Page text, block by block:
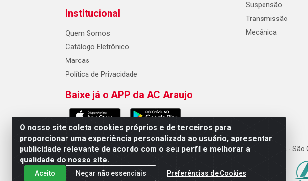
O nosso site coleta cookies próprios e de terceiros para
proporcionar uma experiência personalizada ao usuário, apresentar
publicidade relevante de acordo com o seu perfil e melhorar a
qualidade do nosso site.
Aceito Negar não essenciais Preferências de Cookies
Institucional
Quem Somos
Catálogo Eletrônico
Marcas
Política de Privacidade
Baixe já o APP da AC Araujo
Suspensão
Transmissão
Mecânica
AC Araujo Distribuidora - Rua Carneiro de Campos, 42 -